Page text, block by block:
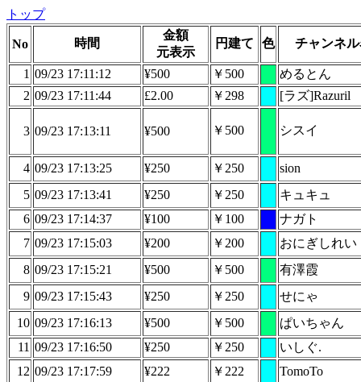
トップ
No 時間
金額
元表示
円建て 色 チャンネ
1 09/23 17:11:12 ¥500 ￥500
めるとん
2 09/23 17:11:44 £2.00 ￥298 [ラズ]Razuril
3 09/23 17:13:11 ¥500 ￥500 シスイ
4 09/23 17:13:25 ¥250 ￥250
sion
5 09/23 17:13:41 ¥250 ￥250
キュキュ
6 09/23 17:14:37 ¥100 ￥100
ナガト
7 09/23 17:15:03 ¥200 ￥200
おにぎしれい
8 09/23 17:15:21 ¥500 ￥500
有澤霞
9 09/23 17:15:43 ¥250 ￥250
せにゃ
10 09/23 17:16:13 ¥500 ￥500
ぱいちゃん
11 09/23 17:16:50 ¥250 ￥250
いしぐ.
12 09/23 17:17:59 ¥222 ￥222
TomoTo